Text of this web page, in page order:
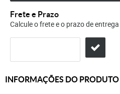
Frete e Prazo
Calcule o frete e o prazo de
INFORMAÇÕES DO PRODUTO